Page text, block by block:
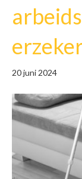
20 juni 2024